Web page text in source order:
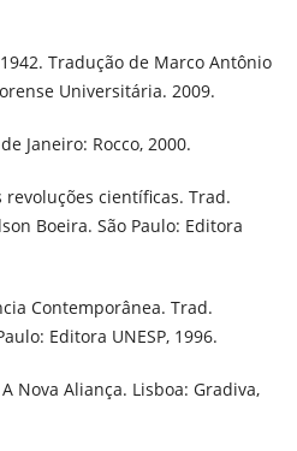
Tradução de Marco Antônio
Universitária. 2009.
Janeiro: Rocco, 2000.
revoluções científicas. Trad.
Boeira. São Paulo: Editora
Contemporânea. Trad.
Editora UNESP, 1996.
A Nova Aliança. Lisboa: Gradiva,